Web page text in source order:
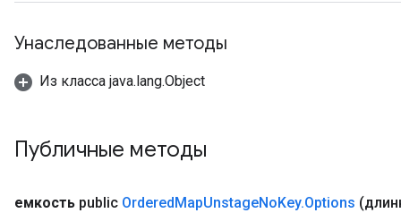
Унаследованные методы
Из класса java.lang.Object
Публичные методы
емкость public OrderedMapUnstageNoKey.Options